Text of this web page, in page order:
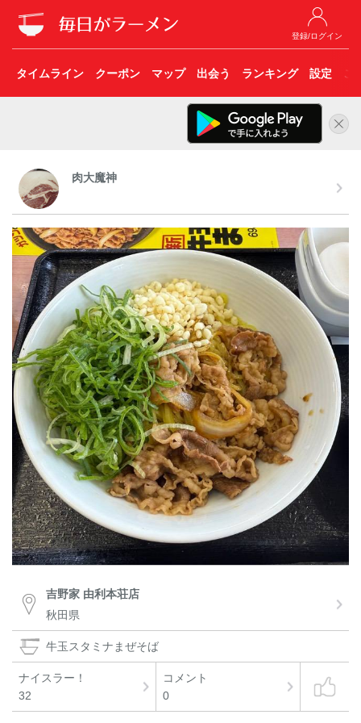
登録/ログイン
タイムライン クーポン マップ 出会う ランキング 設定 こ
肉大魔神
吉野家 由利本荘店
秋田県
牛玉スタミナまぜそば
ナイスラー！
32
コメント
0